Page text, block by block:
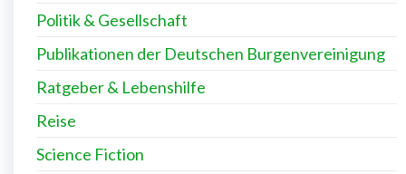
Politik & Gesellschaft
Publikationen der Deutschen Burgenvereinigung
Ratgeber & Lebenshilfe
Reise
Science Fiction